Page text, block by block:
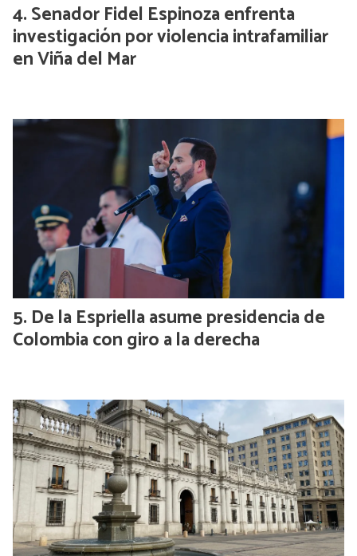
Senador Fidel Espinoza enfrenta
investigación por violencia intrafamiliar
en Viña del Mar
De la Espriella asume presidencia de
Colombia con giro a la derecha